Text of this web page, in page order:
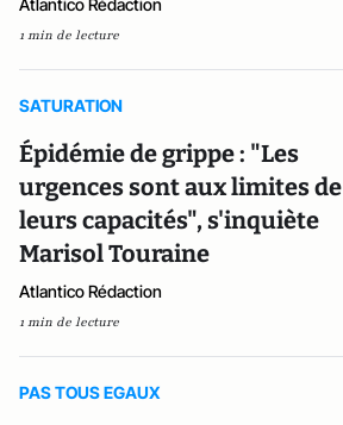
Atlantico Rédaction
1 min de lecture
SATURATION
Épidémie de grippe : "Les
urgences sont aux limites de
leurs capacités", s'inquiète
Marisol Touraine
Atlantico Rédaction
1 min de lecture
PAS TOUS EGAUX